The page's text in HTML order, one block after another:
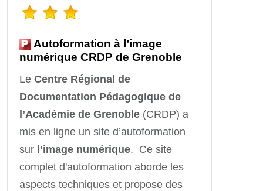
Autoformation à l’image
numérique CRDP de Grenoble
Le Centre Régional de
Documentation Pédagogique de
l’Académie de Grenoble (CRDP) a
mis en ligne un site d’autoformation
sur l’image numérique. Ce site
complet d'autoformation aborde les
aspects techniques et propose des